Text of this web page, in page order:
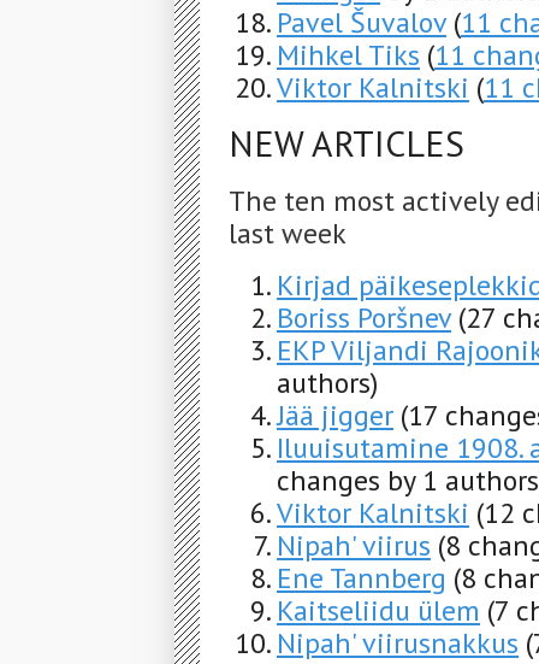
Pavel Šuvalov (11
Mihkel Tiks (11
Viktor Kalnitski (11
NEW ARTICLES
The ten most actively
last week
Kirjad
Boriss Poršnev (27
EKP Viljandi
authors)
Jää jigger (17
Iluuisutamine 1908.
changes by 1
Viktor Kalnitski (12
Nipah' viirus (8
Ene Tannberg (8
Kaitseliidu ülem (7
Nipah' viirusnakkus